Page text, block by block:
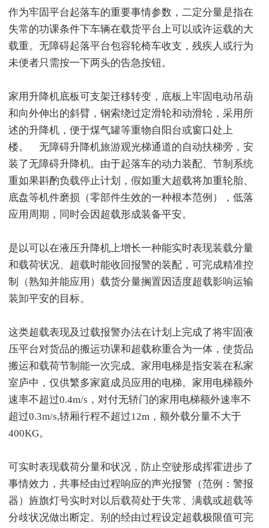
作为牢固平台起落车的重要事情参数，二定分量是指在
失常的功课条件下车辆在载货平台上可以或许运载的大
载重。无障碍起落平台包容轮椅车收支，残疾人或行为
未便者只需按一下两头的告急按钮。
家用升降机底板可支架迁移转变，底板上牢固电动吊葫
和向外伸出的斜臂，钢索绕过定滑轮和动滑轮，采用所
述的升降机，便于煤气罐等重物自阳台或窗口处上
楼。 无障碍升降机旅游观光梯通道的自动扶梯旁，安
装了无障碍升降机。由于起落车的动力装配、节制系统
重如果斟酌负载停止计划，假如重大超载将加重轮胎、
底盘等机件磨损（零部件生效的一种根本范例），低落
应用周期，同时会因超载形成装备平安。
是以可以在液压升降机上增长一种能实时表现装载分量
和载荷状况、超载时能收回报警的装配，可完成精准控
制（熟知并能应用）载货分量搁置因适度超载影响运输
装卸平安的目标。
这类超载表现及过载报警办法在计划上完成了将牢固液
压平台对货品的搬运功课和超载称重合为一体，使货品
搬运和载荷节制能一次完成。家用电梯是指安装在私家
室庐中，仅供繁多家庭成员应用的电梯。家用电梯额外
速率不超过0.4m/s，对付无轿门的家用电梯额外速率不
超过0.3m/s,轿厢行程不超过12m，额外载分量不大于
400KG。
可实时表现载荷分量和状况，防止空驶形成挥霍进步了
事情效力，共事经由过程响应的声光报警（范例：警报
器）旌旗灯号实时对以后载荷处于失常、满载或超载等
分歧状况做出断定。别的经由过程设定超载极限值可完